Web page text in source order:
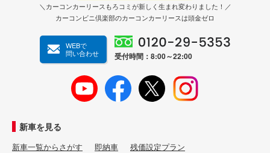
＼カーコンカーリースもろコミが新しく生まれ変わりました！／
カーコンビニ倶楽部のカーコンカーリースは頭金ゼロ
WEBで
問い合わせ
受付時間：8:00～22:00
新車を見る
新車一覧からさがす 即納車
残価設定プラン